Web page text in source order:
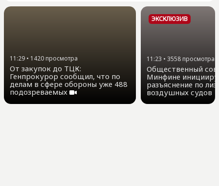
11:29 • 1420просмотра
От закупок до ТЦК:
Генпрокурор сообщил, что по
делам в сфере обороны уже 488
подозреваемых
ЭКСКЛЮЗИВ
11:23 • 3558 просмотра
Общественный
Минфине
разъяснение по
воздушных судов